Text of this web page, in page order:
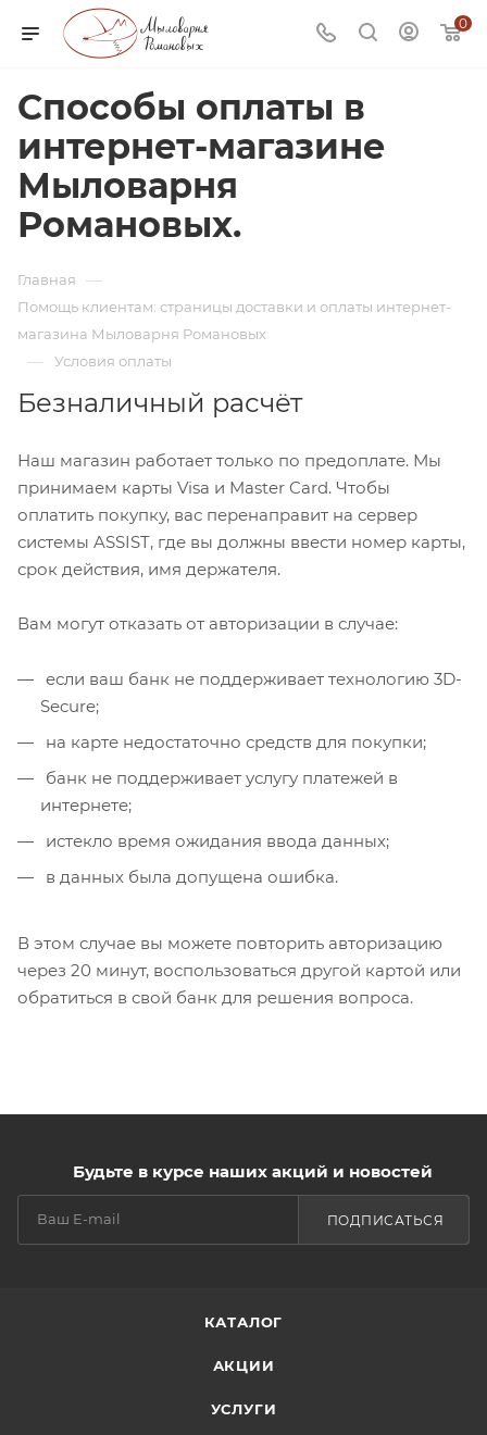
0
Способы оплаты в
интернет-магазине
Мыловарня
Романовых.
Главная —
Помощь клиентам: страницы доставки и оплаты интернет-
магазина Мыловарня Романовых
— Условия оплаты
Безналичный расчёт
Наш магазин работает только по предоплате. Мы
принимаем карты Visa и Master Card. Чтобы
оплатить покупку, вас перенаправит на сервер
системы ASSIST, где вы должны ввести номер карты,
срок действия, имя держателя.
Вам могут отказать от авторизации в случае:
если ваш банк не поддерживает технологию 3D-
Secure;
на карте недостаточно средств для покупки;
банк не поддерживает услугу платежей в
интернете;
истекло время ожидания ввода данных;
в данных была допущена ошибка.
В этом случае вы можете повторить авторизацию
через 20 минут, воспользоваться другой картой или
обратиться в свой банк для решения вопроса.
Будьте в курсе наших акций и новостей
ПОДПИСАТЬСЯ
КАТАЛОГ
АКЦИИ
УСЛУГИ